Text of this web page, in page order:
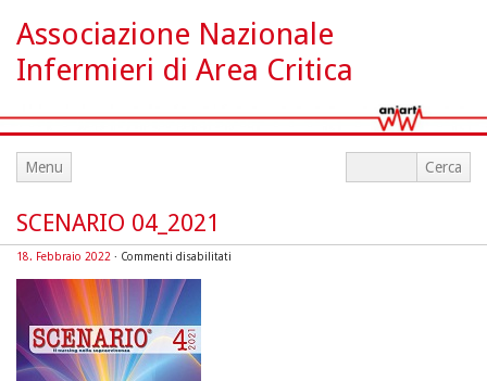
Associazione Nazionale
Infermieri di Area Critica
Menu
SCENARIO 04_2021
18. Febbraio 2022 · Commenti disabilitati